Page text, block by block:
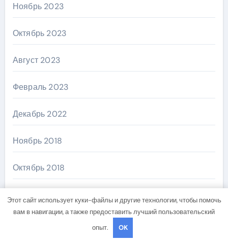
Ноябрь 2023
Октябрь 2023
Август 2023
Февраль 2023
Декабрь 2022
Ноябрь 2018
Октябрь 2018
Этот сайт использует куки-файлы и другие технологии, чтобы помочь
вам в навигации, а также предоставить лучший пользовательский
опыт.
OK